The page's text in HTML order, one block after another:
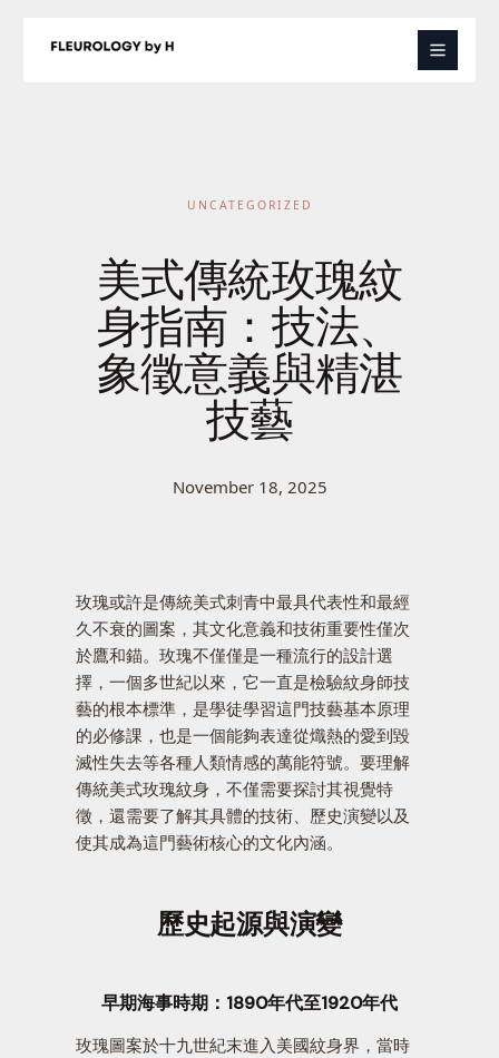
UNCATEGORIZED
美式傳統玫瑰紋
身指南：技法、
象徵意義與精湛
技藝
November 18, 2025
玫瑰或許是傳統美式刺青中最具代表性和最經
久不衰的圖案，其文化意義和技術重要性僅次
於鷹和錨。玫瑰不僅僅是一種流行的設計選
擇，一個多世紀以來，它一直是檢驗紋身師技
藝的根本標準，是學徒學習這門技藝基本原理
的必修課，也是一個能夠表達從熾熱的愛到毀
滅性失去等各種人類情感的萬能符號。要理解
傳統美式玫瑰紋身，不僅需要探討其視覺特
徵，還需要了解其具體的技術、歷史演變以及
使其成為這門藝術核心的文化內涵。
歷史起源與演變
早期海事時期：1890年代至1920年代
玫瑰圖案於十九世紀末進入美國紋身界，當時